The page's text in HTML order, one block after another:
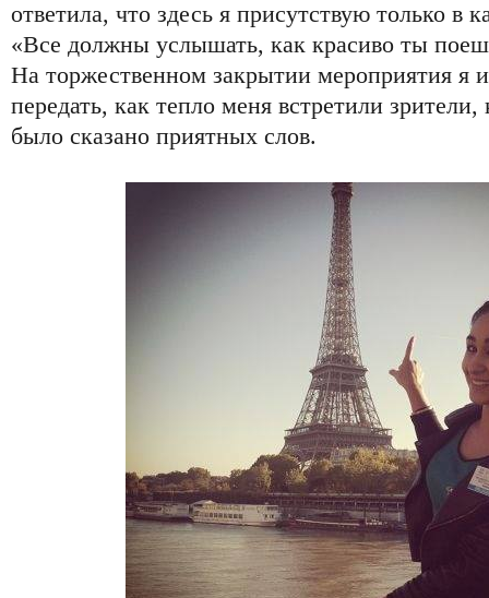
ответила, что здесь я присутствую только в
«Все должны услышать, как красиво ты
На торжественном закрытии мероприятия я
передать, как тепло меня встретили
было сказано приятных слов.